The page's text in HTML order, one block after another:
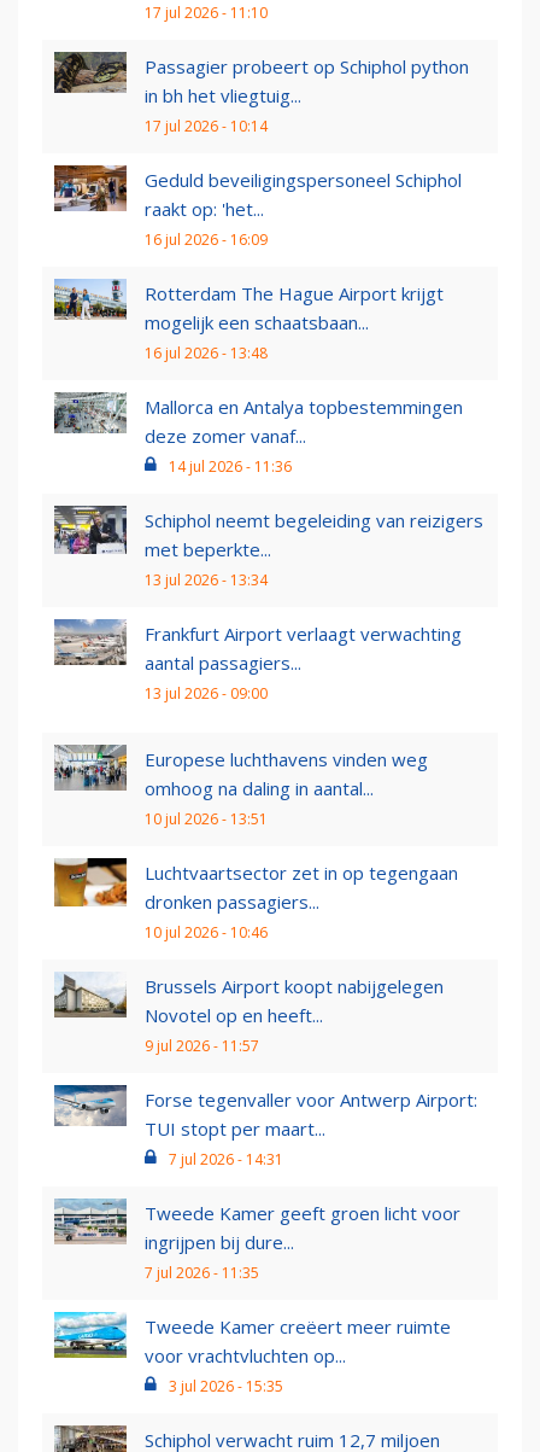
17 jul 2026 - 11:10
Passagier probeert op Schiphol python
in bh het vliegtuig...
17 jul 2026 - 10:14
Geduld beveiligingspersoneel Schiphol
raakt op: 'het...
16 jul 2026 - 16:09
Rotterdam The Hague Airport krijgt
mogelijk een schaatsbaan...
16 jul 2026 - 13:48
Mallorca en Antalya topbestemmingen
deze zomer vanaf...
14 jul 2026 - 11:36
Schiphol neemt begeleiding van reizigers
met beperkte...
13 jul 2026 - 13:34
Frankfurt Airport verlaagt verwachting
aantal passagiers...
13 jul 2026 - 09:00
Europese luchthavens vinden weg
omhoog na daling in aantal...
10 jul 2026 - 13:51
Luchtvaartsector zet in op tegengaan
dronken passagiers...
10 jul 2026 - 10:46
Brussels Airport koopt nabijgelegen
Novotel op en heeft...
9 jul 2026 - 11:57
Forse tegenvaller voor Antwerp Airport:
TUI stopt per maart...
7 jul 2026 - 14:31
Tweede Kamer geeft groen licht voor
ingrijpen bij dure...
7 jul 2026 - 11:35
Tweede Kamer creëert meer ruimte
voor vrachtvluchten op...
3 jul 2026 - 15:35
Schiphol verwacht ruim 12,7 miljoen